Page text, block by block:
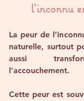
l’inconnu
La peur de
naturelle, surtout
aussi
l’accouchement.
Cette peur est